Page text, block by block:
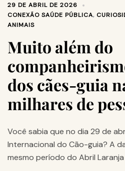
29 DE ABRIL DE 2026
CONEXÃO SAÚDE PÚBLICA,
ANIMAIS
Muito além do
dos cães-guia
milhares de
Você sabia que no dia 29 de
Internacional do Cão-guia? A
mesmo período do Abril